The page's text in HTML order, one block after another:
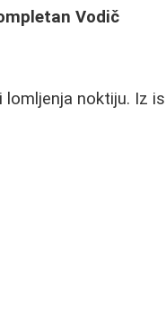
Vodič
noktiju. Iz